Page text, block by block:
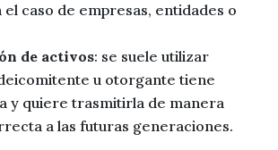
caso de empresas, entidades o
de activos: se suele utilizar
u otorgante tiene
y quiere trasmitirla de manera
a las futuras generaciones.